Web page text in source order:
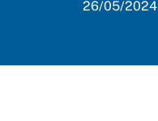
26/05/2024